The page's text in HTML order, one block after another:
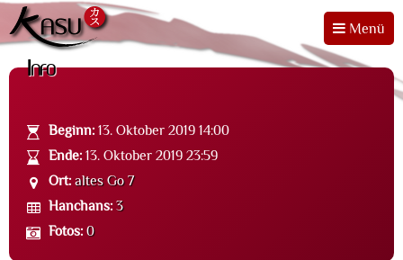
Menü
Info
Beginn: 13. Oktober 2019 14:00
Ende: 13. Oktober 2019 23:59
Ort: altes Go 7
Hanchans: 3
Fotos: 0